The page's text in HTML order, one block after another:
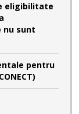
eligibilitate
nu sunt
pentru